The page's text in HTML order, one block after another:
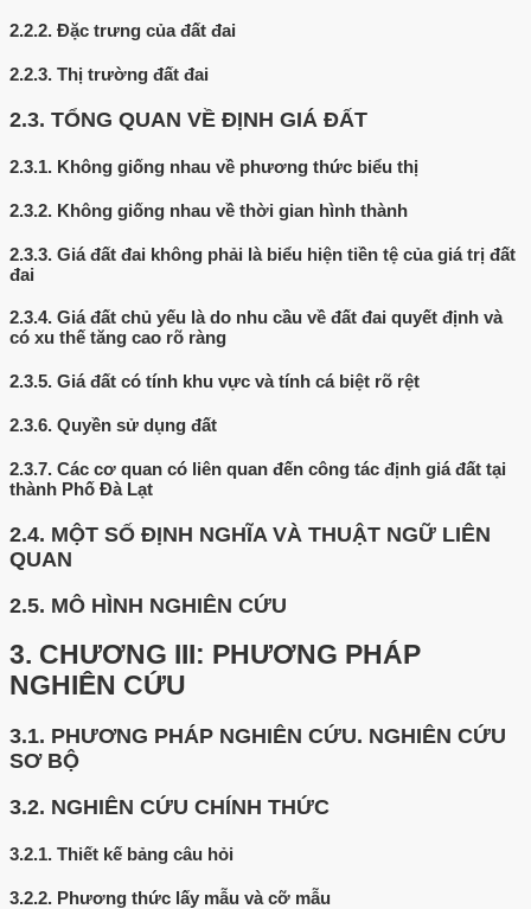
2.2.2. Đặc trưng của đất đai
2.2.3. Thị trường đất đai
2.3. TỔNG QUAN VỀ ĐỊNH GIÁ ĐẤT
2.3.1. Không giống nhau về phương thức biểu thị
2.3.2. Không giống nhau về thời gian hình thành
2.3.3. Giá đất đai không phải là biểu hiện tiền tệ của giá trị đất
đai
2.3.4. Giá đất chủ yếu là do nhu cầu về đất đai quyết định và
có xu thế tăng cao rõ ràng
2.3.5. Giá đất có tính khu vực và tính cá biệt rõ rệt
2.3.6. Quyền sử dụng đất
2.3.7. Các cơ quan có liên quan đến công tác định giá đất tại
thành Phố Đà Lạt
2.4. MỘT SỐ ĐỊNH NGHĨA VÀ THUẬT NGỮ LIÊN
QUAN
2.5. MÔ HÌNH NGHIÊN CỨU
3. CHƯƠNG III: PHƯƠNG PHÁP
NGHIÊN CỨU
3.1. PHƯƠNG PHÁP NGHIÊN CỨU. NGHIÊN CỨU
SƠ BỘ
3.2. NGHIÊN CỨU CHÍNH THỨC
3.2.1. Thiết kế bảng câu hỏi
3.2.2. Phương thức lấy mẫu và cỡ mẫu